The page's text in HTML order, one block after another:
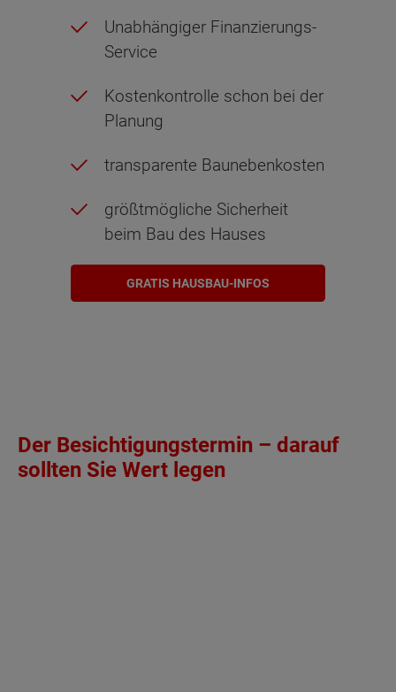
Unabhängiger Finanzierungs-
Service
Kostenkontrolle schon bei der
Planung
transparente Baunebenkosten
größtmögliche Sicherheit
beim Bau des Hauses
GRATIS HAUSBAU-INFOS
Der Besichtigungstermin – darauf
sollten Sie Wert legen